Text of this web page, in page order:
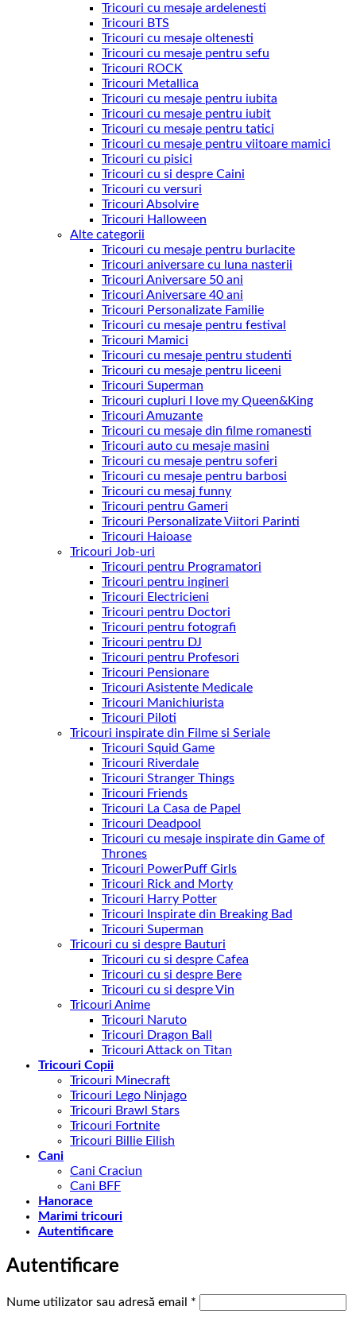
Tricouri cu mesaje ardelenesti
Tricouri BTS
Tricouri cu mesaje oltenesti
Tricouri cu mesaje pentru sefu
Tricouri ROCK
Tricouri Metallica
Tricouri cu mesaje pentru iubita
Tricouri cu mesaje pentru iubit
Tricouri cu mesaje pentru tatici
Tricouri cu mesaje pentru viitoare mamici
Tricouri cu pisici
Tricouri cu si despre Caini
Tricouri cu versuri
Tricouri Absolvire
Tricouri Halloween
Alte categorii
Tricouri cu mesaje pentru burlacite
Tricouri aniversare cu luna nasterii
Tricouri Aniversare 50 ani
Tricouri Aniversare 40 ani
Tricouri Personalizate Familie
Tricouri cu mesaje pentru festival
Tricouri Mamici
Tricouri cu mesaje pentru studenti
Tricouri cu mesaje pentru liceeni
Tricouri Superman
Tricouri cupluri I love my Queen&King
Tricouri Amuzante
Tricouri cu mesaje din filme romanesti
Tricouri auto cu mesaje masini
Tricouri cu mesaje pentru soferi
Tricouri cu mesaje pentru barbosi
Tricouri cu mesaj funny
Tricouri pentru Gameri
Tricouri Personalizate Viitori Parinti
Tricouri Haioase
Tricouri Job-uri
Tricouri pentru Programatori
Tricouri pentru ingineri
Tricouri Electricieni
Tricouri pentru Doctori
Tricouri pentru fotografi
Tricouri pentru DJ
Tricouri pentru Profesori
Tricouri Pensionare
Tricouri Asistente Medicale
Tricouri Manichiurista
Tricouri Piloti
Tricouri inspirate din Filme si Seriale
Tricouri Squid Game
Tricouri Riverdale
Tricouri Stranger Things
Tricouri Friends
Tricouri La Casa de Papel
Tricouri Deadpool
Tricouri cu mesaje inspirate din Game of
Thrones
Tricouri PowerPuff Girls
Tricouri Rick and Morty
Tricouri Harry Potter
Tricouri Inspirate din Breaking Bad
Tricouri Superman
Tricouri cu si despre Bauturi
Tricouri cu si despre Cafea
Tricouri cu si despre Bere
Tricouri cu si despre Vin
Tricouri Anime
Tricouri Naruto
Tricouri Dragon Ball
Tricouri Attack on Titan
Tricouri Copii
Tricouri Minecraft
Tricouri Lego Ninjago
Tricouri Brawl Stars
Tricouri Fortnite
Tricouri Billie Eilish
Cani
Cani Craciun
Cani BFF
Hanorace
Marimi tricouri
Autentificare
Autentificare
Nume utilizator sau adresă email *